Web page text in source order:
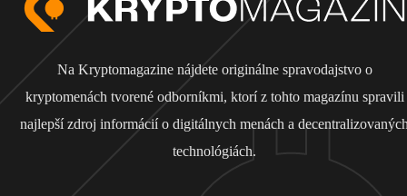
Na Kryptomagazine nájdete originálne spravodajstvo o
kryptomenách tvorené odborníkmi, ktorí z tohto magazínu spravili
najlepší zdroj informácií o digitálnych menách a
technológiách.